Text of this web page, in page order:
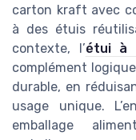
carton kraft avec
à des étuis
contexte, l’étui à
complément
durable, en
usage unique.
emballage